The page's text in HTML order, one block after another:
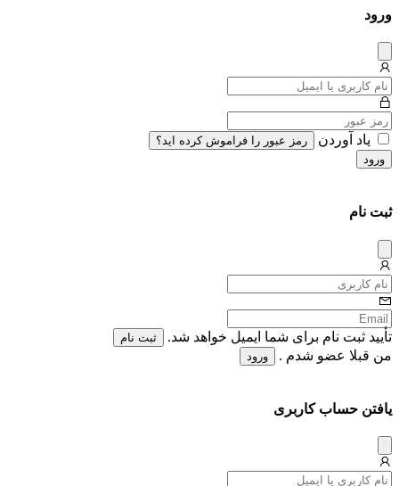
ورود
میس
یاد آوردن
رمز عبور را فراموش کرده اید؟
ورود
ثبت نام
میس
تأیید ثبت نام برای شما ایمیل خواهد شد. ثبت نام
من قبلا عضو شدم . ورود
یافتن حساب کاربری
میس